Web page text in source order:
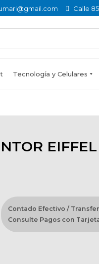
Calle
Tecnología y Celulares
Contado Efectivo /
Consulte Pagos con